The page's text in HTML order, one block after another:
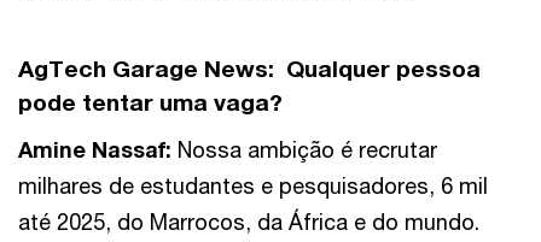
AgTech Garage News: Qualquer pessoa
pode tentar uma vaga?
Amine Nassaf: Nossa ambição é recrutar
milhares de estudantes e pesquisadores, 6 mil
até 2025, do Marrocos, da África e do mundo.